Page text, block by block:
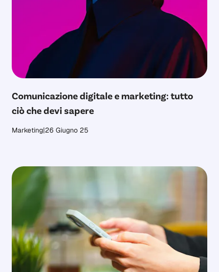
Comunicazione digitale e marketing: tutto
ciò che devi sapere
Marketing|26 Giugno 25